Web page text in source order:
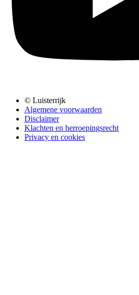
© Luisterrijk
Algemene voorwaarden
Disclaimer
Klachten en herroepingsrecht
Privacy en cookies